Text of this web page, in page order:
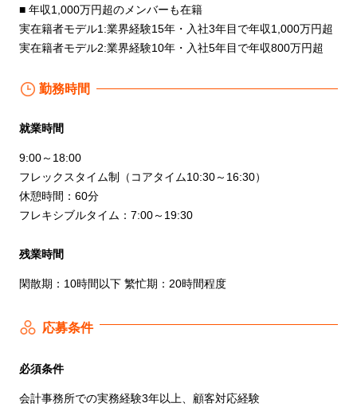
■ 年収1,000万円超のメンバーも在籍
実在籍者モデル1:業界経験15年・入社3年目で年収1,000万円超
実在籍者モデル2:業界経験10年・入社5年目で年収800万円超
勤務時間
就業時間
9:00～18:00
フレックスタイム制（コアタイム10:30～16:30）
休憩時間：60分
フレキシブルタイム：7:00～19:30
残業時間
閑散期：10時間以下 繁忙期：20時間程度
応募条件
必須条件
会計事務所での実務経験3年以上、顧客対応経験